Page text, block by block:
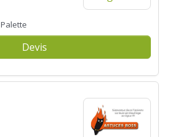
Palette
Devis